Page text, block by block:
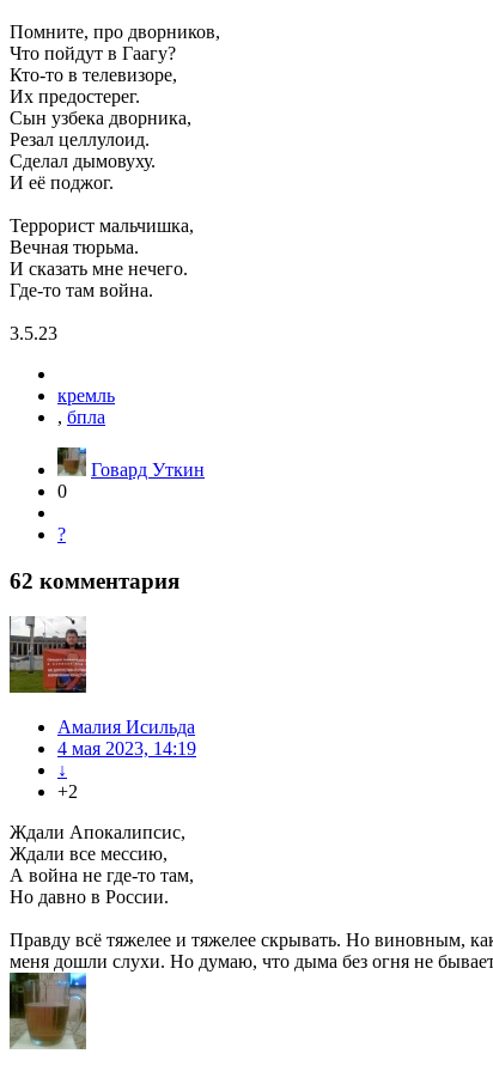
Помните, про дворников,
Что пойдут в Гаагу?
Кто-то в телевизоре,
Их предостерег.
Сын узбека дворника,
Резал целлулоид.
Сделал дымовуху.
И её поджог.
Террорист мальчишка,
Вечная тюрьма.
И сказать мне нечего.
Где-то там война.
3.5.23
кремль
, бпла
Говард Уткин
0
?
62 комментария
Амалия Исильда
4 мая 2023, 14:19
↓
+2
Ждали Апокалипсис,
Ждали все мессию,
А война не где-то там,
Но давно в России.
Правду всё тяжелее и тяжелее скрывать. Но виновным,
меня дошли слухи. Но думаю, что дыма без огня не